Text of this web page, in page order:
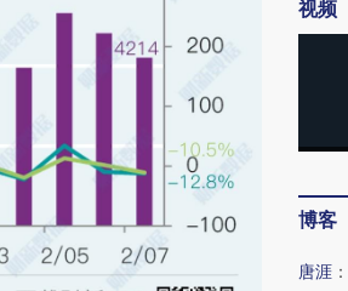
视频
博客
唐涯 ：